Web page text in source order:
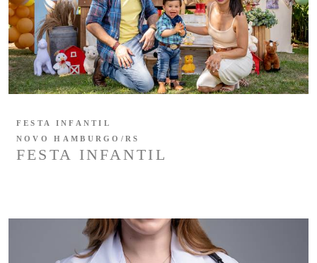
FESTA INFANTIL
FESTA INFANTIL
NOVO HAMBURGO/RS